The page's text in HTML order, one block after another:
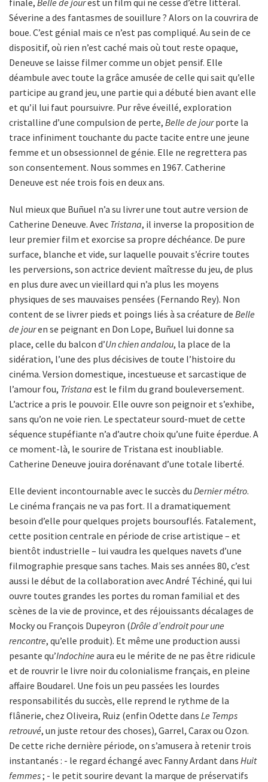
Séverine a des fantasmes de souillure ? Alors on la couvrira de
boue. C’est génial mais ce n’est pas compliqué. Au sein de ce
dispositif, où rien n’est caché mais où tout reste opaque,
Deneuve se laisse filmer comme un objet pensif. Elle
déambule avec toute la grâce amusée de celle qui sait qu’elle
participe au grand jeu, une partie qui a débuté bien avant elle
et qu’il lui faut poursuivre. Pur rêve éveillé, exploration
cristalline d’une compulsion de perte, Belle de jourporte la
trace infiniment touchante du pacte tacite entre une jeune
femme et un obsessionnel de génie. Elle ne regrettera pas
son consentement. Nous sommes en 1967. Catherine
Deneuve est née trois fois en deux ans.
Nul mieux que Buñuel n’a su livrer une tout autre version de
Catherine Deneuve. Avec Tristana, il inverse la proposition de
leur premier film et exorcise sa propre déchéance. De pure
surface, blanche et vide, sur laquelle pouvait s’écrire toutes
les perversions, son actrice devient maîtresse du jeu, de plus
en plus dure avec un vieillard qui n’a plus les moyens
physiques de ses mauvaises pensées (Fernando Rey). Non
content de se livrer pieds et poings liés à sa créature de Belle
de jouren se peignant en Don Lope, Buñuel lui donne sa
place, celle du balcon d’Un chien andalou, la place de la
sidération, l’une des plus décisives de toute l’histoire du
cinéma. Version domestique, incestueuse et sarcastique de
l’amour fou, Tristana est le film du grand bouleversement.
L’actrice a pris le pouvoir. Elle ouvre son peignoir et s’exhibe,
sans qu’on ne voie rien. Le spectateur sourd-muet de cette
séquence stupéfiante n’a d’autre choix qu’une fuite éperdue. A
ce moment-là, le sourire de Tristana est inoubliable.
Catherine Deneuve jouira dorénavant d’une totale liberté.
Elle devient incontournable avec le succès du Dernier métro.
Le cinéma français ne va pas fort. Il a dramatiquement
besoin d’elle pour quelques projets boursouflés. Fatalement,
cette position centrale en période de crise artistique – et
bientôt industrielle – lui vaudra les quelques navets d’une
filmographie presque sans taches. Mais ses années 80, c’est
aussi le début de la collaboration avec André Téchiné, qui lui
ouvre toutes grandes les portes du roman familial et des
scènes de la vie de province, et des réjouissants décalages de
Mocky ou François Dupeyron (Drôle d’endroit pour une
rencontre, qu’elle produit). Et même une production aussi
pesante qu’Indochine aura eu le mérite de ne pas être ridicule
et de rouvrir le livre noir du colonialisme français, en pleine
affaire Boudarel. Une fois un peu passées les lourdes
responsabilités du succès, elle reprend le rythme de la
flânerie, chez Oliveira, Ruiz (enfin Odette dans Le Temps
retrouvé, un juste retour des choses), Garrel, Carax ou Ozon.
De cette riche dernière période, on s’amusera à retenir trois
instantanés : - le regard échangé avec Fanny Ardant dans Huit
femmes; - le petit sourire devant la marque de préservatifs